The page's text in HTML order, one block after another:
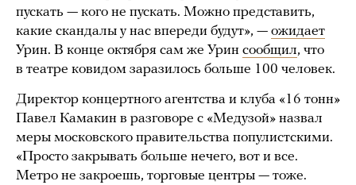
пускать — кого не пускать. Можно представить,
какие скандалы у нас впереди будут», — ожидает
Урин. В конце октября сам же Урин сообщил, что
в театре ковидом заразилось больше 100 человек.
Директор концертного агентства и клуба «16 тонн»
Павел Камакин в разговоре с «Медузой» назвал
меры московского правительства популистскими.
«Просто закрывать больше нечего, вот и все.
Метро не закроешь, торговые центры — тоже.